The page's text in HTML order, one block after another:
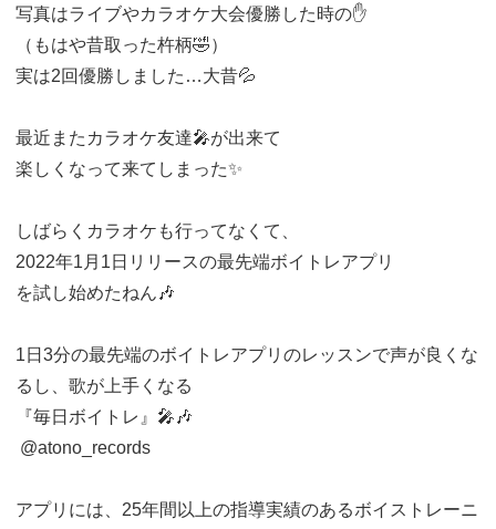
写真はライブやカラオケ大会優勝した時の✋
（もはや昔取った杵柄🤣）
実は2回優勝しました…大昔💦
最近またカラオケ友達🎤が出来て
楽しくなって来てしまった✨
しばらくカラオケも行ってなくて、
2022年1月1日リリースの最先端ボイトレアプリ
を試し始めたねん🎶
1日3分の最先端のボイトレアプリのレッスンで声が良くな
るし、歌が上手くなる
『毎日ボイトレ』🎤🎶
⁡ @atono_records
アプリには、25年間以上の指導実績のあるボイストレーニ